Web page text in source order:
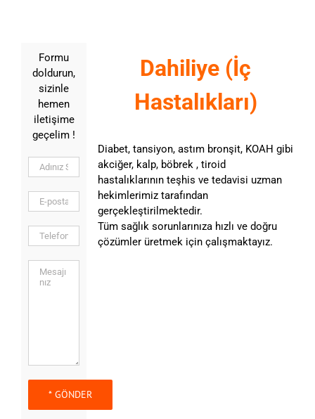
Formu
doldurun,
sizinle
hemen
iletişime
geçelim !
Dahiliye (İç
Hastalıkları)
Diabet, tansiyon, astım bronşit, KOAH gibi
akciğer, kalp, böbrek , tiroid
hastalıklarının teşhis ve tedavisi uzman
hekimlerimiz tarafından
gerçekleştirilmektedir.
Tüm sağlık sorunlarınıza hızlı ve doğru
çözümler üretmek için çalışmaktayız.